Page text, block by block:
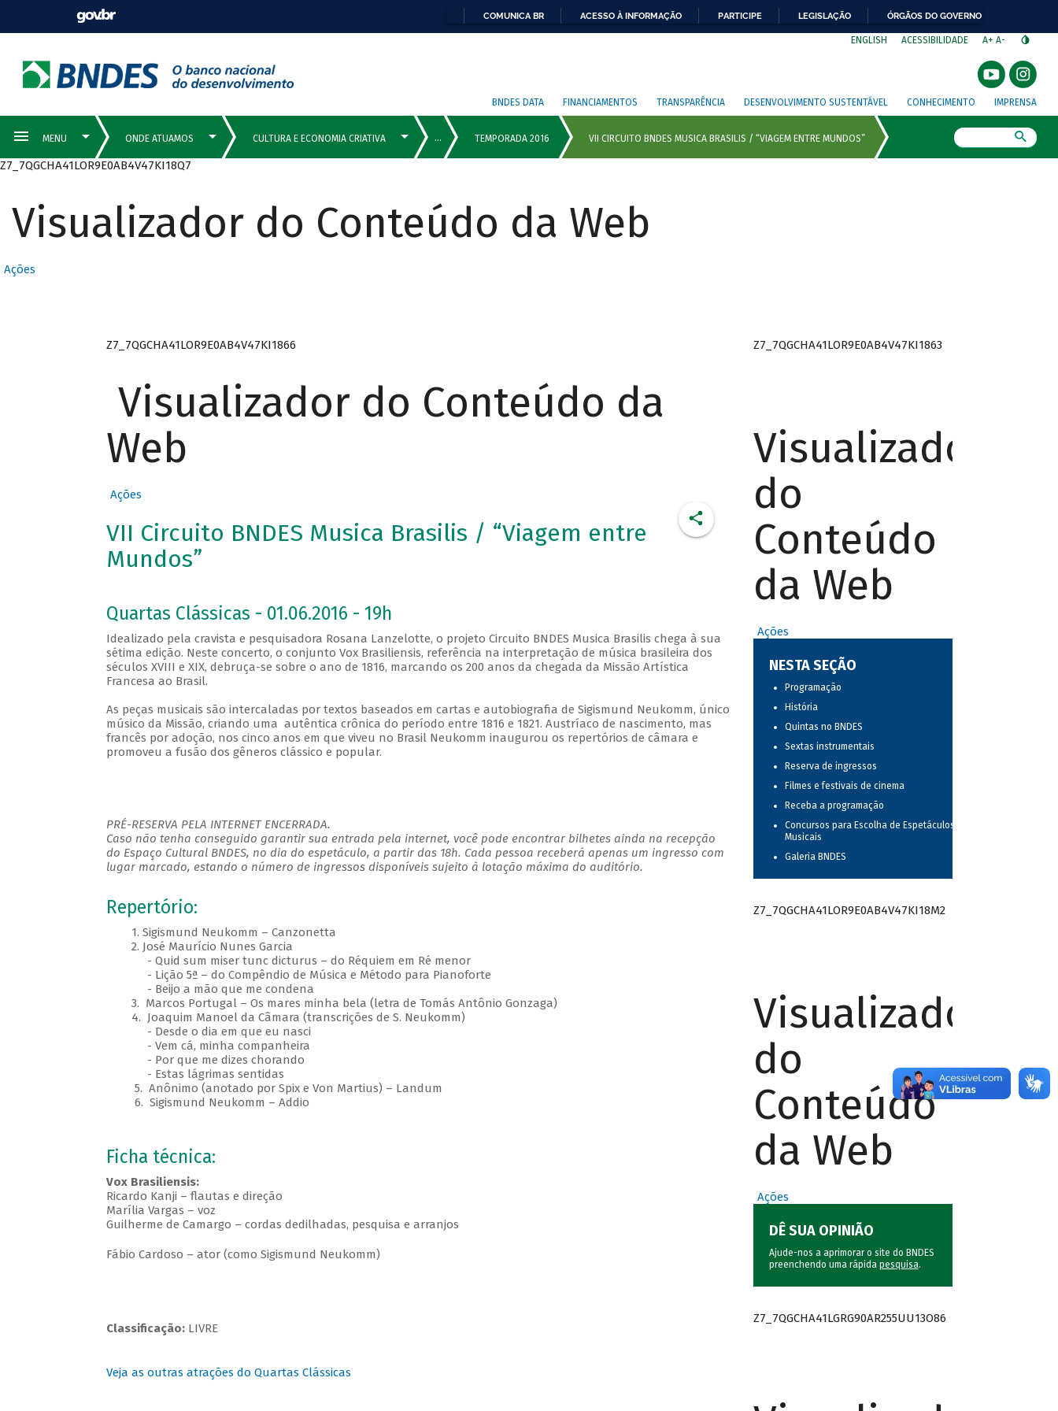
COMUNICA BR ACESSO À INFORMAÇÃO PARTICIPE LEGISLAÇÃO ÓRGÃOS DO GOVERNO
ENGLISH ACESSIBILIDADE A+ A-
BNDES DATA FINANCIAMENTOS TRANSPARÊNCIA DESENVOLVIMENTO SUSTENTÁVEL CONHECIMENTO IMPRENSA
Z7_7QGCHA41LOR9E0AB4V47KI18Q7
Visualizador do Conteúdo da Web
Ações
Z7_7QGCHA41LOR9E0AB4V47KI1866
Visualizador do Conteúdo da
Web
Ações
VII Circuito BNDES Musica Brasilis / “Viagem entre
Mundos”
Quartas Clássicas - 01.06.2016 - 19h
Idealizado pela cravista e pesquisadora Rosana Lanzelotte, o projeto Circuito BNDES Musica Brasilis chega à sua
sétima edição. Neste concerto, o conjunto Vox Brasiliensis, referência na interpretação de música brasileira dos
séculos XVIII e XIX, debruça-se sobre o ano de 1816, marcando os 200 anos da chegada da Missão Artística
Francesa ao Brasil.
As peças musicais são intercaladas por textos baseados em cartas e autobiografia de Sigismund Neukomm, único
músico da Missão, criando uma autêntica crônica do período entre 1816 e 1821. Austríaco de nascimento, mas
francês por adoção, nos cinco anos em que viveu no Brasil Neukomm inaugurou os repertórios de câmara e
promoveu a fusão dos gêneros clássico e popular.
PRÉ-RESERVA PELA INTERNET ENCERRADA.
Caso não tenha conseguido garantir sua entrada pela internet, você pode encontrar bilhetes ainda na recepção
do Espaço Cultural BNDES, no dia do espetáculo, a partir das 18h. Cada pessoa receberá apenas um ingresso com
lugar marcado, estando o número de ingressos disponíveis sujeito à lotação máxima do auditório.
Repertório:
1. Sigismund Neukomm – Canzonetta
2. José Maurício Nunes Garcia
- Quid sum miser tunc dicturus – do Réquiem em Ré menor
- Lição 5ª – do Compêndio de Música e Método para Pianoforte
- Beijo a mão que me condena
3. Marcos Portugal – Os mares minha bela (letra de Tomás Antônio Gonzaga)
4. Joaquim Manoel da Câmara (transcrições de S. Neukomm)
- Desde o dia em que eu nasci
- Vem cá, minha companheira
- Por que me dizes chorando
- Estas lágrimas sentidas
5. Anônimo (anotado por Spix e Von Martius) – Landum
6. Sigismund Neukomm – Addio​
Ficha técnica:
Vox Brasiliensis:
Ricardo Kanji – flautas e direção
Marília Vargas – voz
Guilherme de Camargo – cordas dedilhadas, pesquisa e arranjos
Fábio Cardoso – ator (como Sigismund Neukomm)
Classificação:LIVRE
Veja as outras atrações do Quartas Clássicas
Z7_7QGCHA41LOR9E0AB4V47KI1863
Visualizador
do
Conteúdo
da Web
Ações
NESTA SEÇÃO
Programação
História
Quintas no BNDES
Sextas instrumentais
Reserva de ingressos
Filmes e festivais de cinema
Receba a programação
Concursos para Escolha de Espetáculos
Musicais
Galeria BNDES
Z7_7QGCHA41LOR9E0AB4V47KI18M2
Visualizador
do
Conteúdo
da Web
Ações
DÊ SUA OPINIÃO
Ajude-nos a aprimorar o site do BNDES
preenchendo uma rápida pesquisa.
Z7_7QGCHA41LGRG90AR255UU13O86